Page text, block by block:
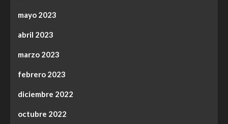
mayo 2023
abril 2023
marzo 2023
febrero 2023
diciembre 2022
octubre 2022